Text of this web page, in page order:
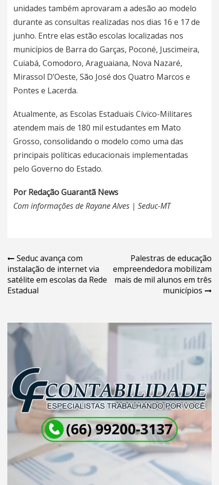
unidades também aprovaram a adesão ao modelo
durante as consultas realizadas nos dias 16 e 17 de
junho. Entre elas estão escolas localizadas nos
municípios de Barra do Garças, Poconé, Juscimeira,
Cuiabá, Comodoro, Araguaiana, Nova Nazaré,
Mirassol D’Oeste, São José dos Quatro Marcos e
Pontes e Lacerda.
Atualmente, as Escolas Estaduais Cívico-Militares
atendem mais de 180 mil estudantes em Mato
Grosso, consolidando o modelo como uma das
principais políticas educacionais implementadas
pelo Governo do Estado.
Por Redação Guarantã News
Com informações de Rayane Alves | Seduc-MT
Navegação
de
Post
Seduc avança com
instalação de internet via
satélite em escolas da Rede
Estadual
Palestras de educação
empreendedora mobilizam
mais de mil alunos em três
municípios